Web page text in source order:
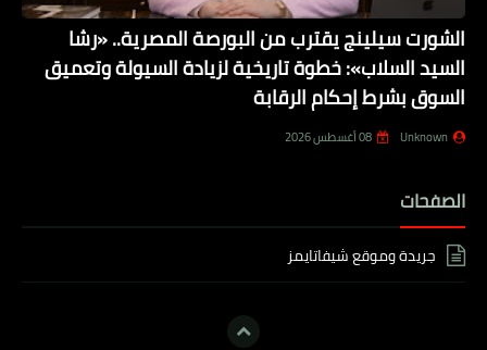
الشورت سيلينج يقترب من البورصة المصرية.. «رشا
السيد السلاب»: خطوة تاريخية لزيادة السيولة وتعميق
السوق بشرط إحكام الرقابة
Unknown 08 أغسطس 2026
الصفحات
جريدة وموقع شيفاتايمز